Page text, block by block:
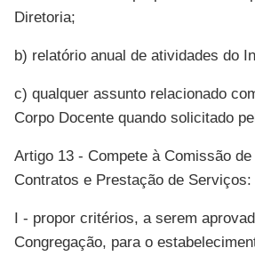
Diretoria;
b) relatório anual de atividades do
c) qualquer assunto relacionado
Corpo Docente quando solicitado
Artigo 13 - Compete à Comissão
Contratos e Prestação de Serviços:
I - propor critérios, a serem
Congregação, para o